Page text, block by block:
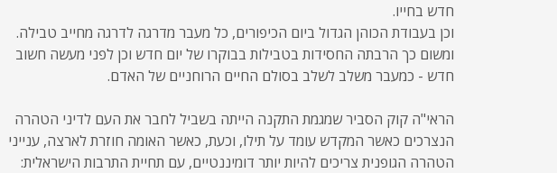
חדש בחייו.
וכן בעבודת הכוהן הגדול ביום הכיפורים, כל מעבר מדרגה לדרגה מחייב טבילה.
ומשום כך הרבתה החסידות בטבילות בבוקרו של יום חדש וכן לפני מעשה חשוב
חדש - כמעבר משלב לשלב בסולם החיים הרוחניים של האדם.
הראי"ה קוק הסביר שמגמת התקנה הייתה בשביל לחבר את העם לדיני הטהרה
הנצרכים כאשר המקדש עומד על תילו, וכעת, כאשר האומה חוזרת לארצה, ענייני
הטהרה הגופנית צריכים להיות יותר דומיננטיים, עם תחיית התרבות הישראלית: